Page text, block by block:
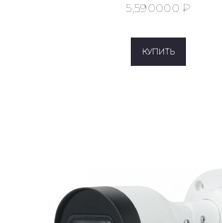
5,590000₽
КУПИТЬ